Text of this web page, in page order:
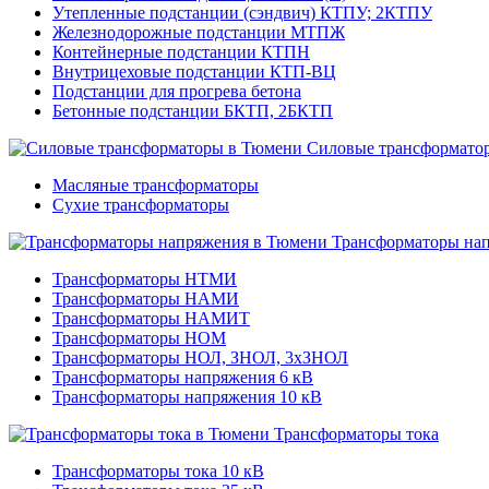
Утепленные подстанции (сэндвич) КТПУ; 2КТПУ
Железнодорожные подстанции МТПЖ
Контейнерные подстанции КТПН
Внутрицеховые подстанции КТП-ВЦ
Подстанции для прогрева бетона
Бетонные подстанции БКТП, 2БКТП
Силовые
Масляные трансформаторы
Сухие трансформаторы
Трансформаторы
Трансформаторы НТМИ
Трансформаторы НАМИ
Трансформаторы НАМИТ
Трансформаторы НОМ
Трансформаторы НОЛ, ЗНОЛ, 3хЗНОЛ
Трансформаторы напряжения 6 кВ
Трансформаторы напряжения 10 кВ
Трансформаторы тока
Трансформаторы тока 10 кВ